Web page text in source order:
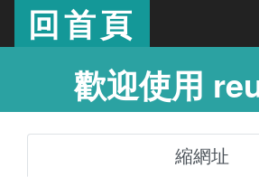
回首頁
歡迎使用
縮網址